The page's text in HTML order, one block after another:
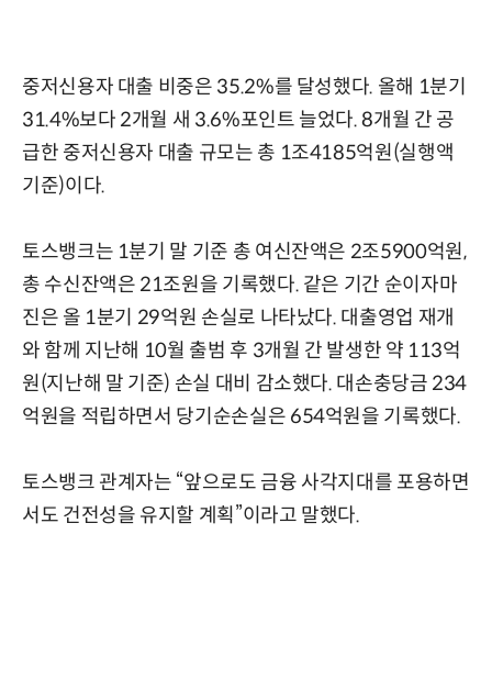
중저신용자 대출 비중은 35.2%를 달성했다. 올해 1분기
31.4%보다 2개월 새 3.6%포인트 늘었다. 8개월 간 공
급한 중저신용자 대출 규모는 총 1조4185억원(실행액
기준)이다.
토스뱅크는 1분기 말 기준 총 여신잔액은 2조5900억원,
총 수신잔액은 21조원을 기록했다. 같은 기간 순이자마
진은 올 1분기 29억원 손실로 나타났다. 대출영업 재개
와 함께 지난해 10월 출범 후 3개월 간 발생한 약 113억
원(지난해 말 기준) 손실 대비 감소했다. 대손충당금 234
억원을 적립하면서 당기순손실은 654억원을 기록했다.
토스뱅크 관계자는 “앞으로도 금융 사각지대를 포용하면
서도 건전성을 유지할 계획”이라고 말했다.